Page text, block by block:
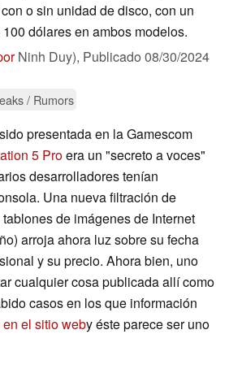
o sin unidad de disco, con un
dólares en ambos modelos.
Ninh Duy), Publicado 08/30/2024
/ Rumors
presentada en la Gamescom
5 Proera un "secreto a voces"
desarrolladores tenían
Una nueva filtración de
de imágenes de Internet
arroja ahora luz sobre su fecha
y su precio. Ahora bien, uno
cualquier cosa publicada allí como
casos en los que información
el sitio weby éste parece ser uno